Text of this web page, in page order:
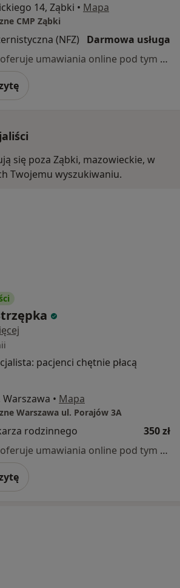
14, Ząbki • Mapa
CMP Ząbki
(NFZ)
Darmowa usługa
Specjalista nie oferuje umawiania online pod tym adresem.
się poza Ząbki, mazowieckie, w
Twojemu wyszukiwaniu.
pacjenci chętnie płacą
• Mapa
Warszawa ul. Porajów 3A
rodzinnego
350 zł
Specjalista nie oferuje umawiania online pod tym adresem.